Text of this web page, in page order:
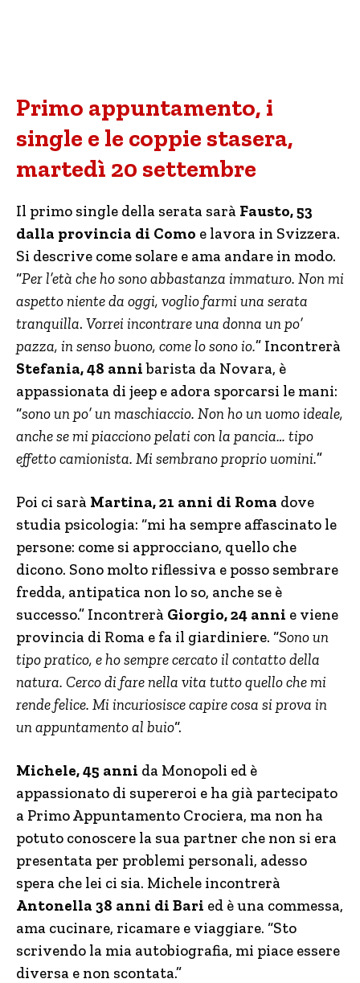
Primo appuntamento, i
single e le coppie stasera,
martedì 20 settembre
Il primo single della serata sarà Fausto, 53
dalla provincia di Como e lavora in Svizzera.
Si descrive come solare e ama andare in modo.
“Per l’età che ho sono abbastanza immaturo. Non mi
aspetto niente da oggi, voglio farmi una serata
tranquilla. Vorrei incontrare una donna un po’
pazza, in senso buono, come lo sono io.” Incontrerà
Stefania, 48 annibarista da Novara, è
appassionata di jeep e adora sporcarsi le mani:
“sono un po’ un maschiaccio. Non ho un uomo ideale,
anche se mi piacciono pelati con la pancia… tipo
effetto camionista. Mi sembrano proprio uomini.”
Poi ci sarà Martina, 21 anni di Roma dove
studia psicologia: “mi ha sempre affascinato le
persone: come si approcciano, quello che
dicono. Sono molto riflessiva e posso sembrare
fredda, antipatica non lo so, anche se è
successo.” Incontrerà Giorgio, 24 anni e viene
provincia di Roma e fa il giardiniere. “Sono un
tipo pratico, e ho sempre cercato il contatto della
natura. Cerco di fare nella vita tutto quello che mi
rende felice. Mi incuriosisce capire cosa si prova in
un appuntamento al buio“.
Michele, 45 anni da Monopoli ed è
appassionato di supereroi e ha già partecipato
a Primo Appuntamento Crociera, ma non ha
potuto conoscere la sua partner che non si era
presentata per problemi personali, adesso
spera che lei ci sia. Michele incontrerà
Antonella 38 anni di Bari ed è una commessa,
ama cucinare, ricamare e viaggiare. “Sto
scrivendo la mia autobiografia, mi piace essere
diversa e non scontata.”